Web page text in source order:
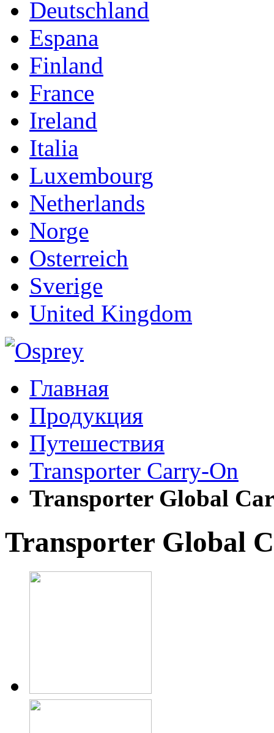
Deutschland
Espana
Finland
France
Ireland
Italia
Luxembourg
Netherlands
Norge
Osterreich
Sverige
United Kingdom
Главная
Продукция
Путешествия
Transporter Carry-On
Transporter Global
Transporter Global